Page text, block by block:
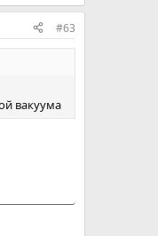
#63
вакуума